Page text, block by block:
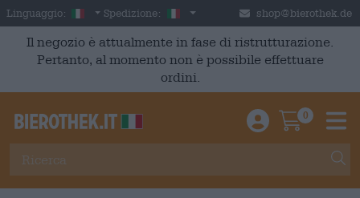
Skip to main content
Linguaggio: Italian
Spedizione: Italia shop@bierothek.de
Il negozio è attualmente in fase di ristrutturazione.
Pertanto, al momento non è possibile effettuare
ordini.
Einloggen /
0